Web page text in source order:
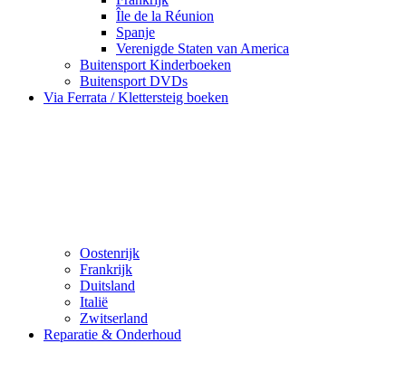
Île de la Réunion
Spanje
Verenigde Staten van America
Buitensport Kinderboeken
Buitensport DVDs
Via Ferrata / Klettersteig boeken
Oostenrijk
Frankrijk
Duitsland
Italië
Zwitserland
Reparatie & Onderhoud